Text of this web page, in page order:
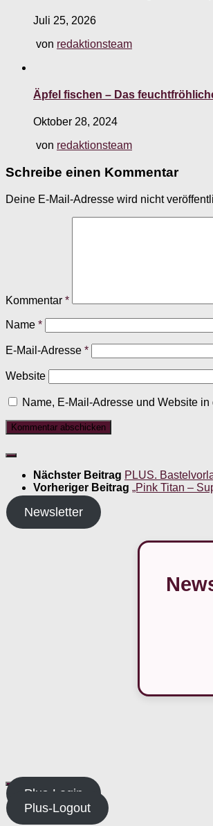
Juli 25, 2026
von redaktionsteam
Äpfel fischen – Das
Oktober 28, 2024
von redaktionsteam
Schreibe einen Kommentar
Deine E-Mail-Adresse wird nicht
Kommentar *
Name *
E-Mail-Adresse *
Website
Name, E-Mail-Adresse und Website
Nächster Beitrag PLUS.
Vorheriger Beitrag „Pink Titan –
Newsletter
Plus-Login
Plus-Logout